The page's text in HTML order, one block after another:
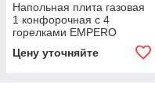
Напольная плита газовая
1 конфорочная с 4
горелками EMPERO
Цену уточняйте